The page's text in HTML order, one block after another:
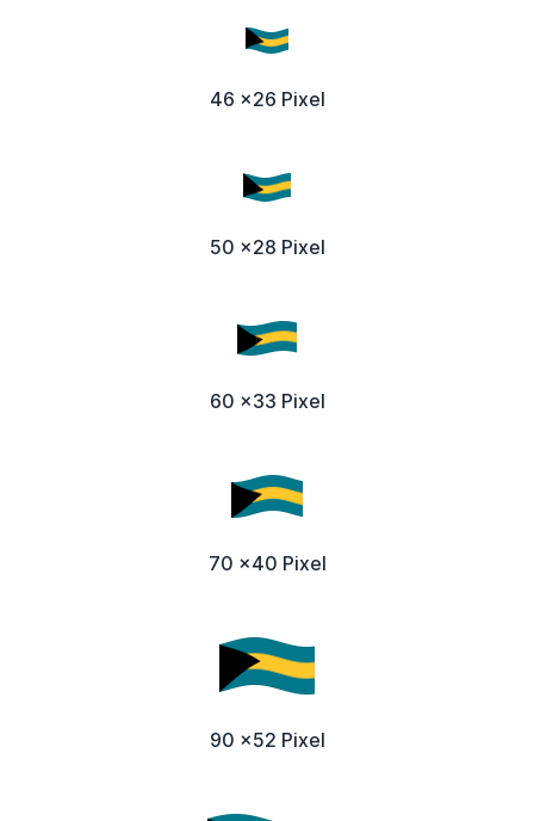
46 x26 Pixel
50 x28 Pixel
60 x33 Pixel
70 x40 Pixel
90 x52 Pixel